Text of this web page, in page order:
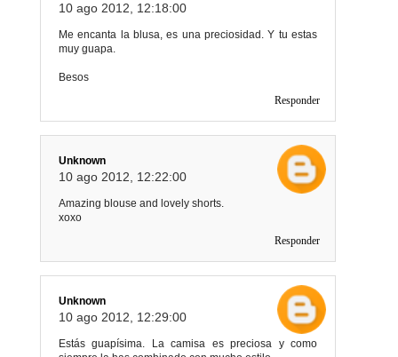
10 ago 2012, 12:18:00
Me encanta la blusa, es una preciosidad. Y tu estas
muy guapa.
Besos
Responder
Unknown
10 ago 2012, 12:22:00
Amazing blouse and lovely shorts.
xoxo
Responder
Unknown
10 ago 2012, 12:29:00
Estás guapísima. La camisa es preciosa y como